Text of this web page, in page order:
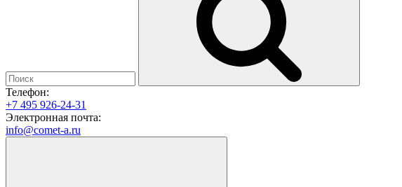
Телефон:
+7 495 926-24-31
Электронная почта:
info@comet-a.ru